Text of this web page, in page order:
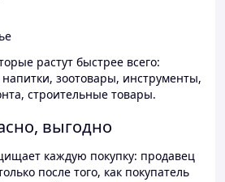
растут быстрее всего:
зоотовары, инструменты,
строительные товары.
выгодно
каждую покупку: продавец
после того, как покупатель